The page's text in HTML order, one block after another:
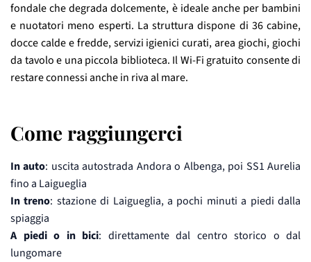
fondale che degrada dolcemente, è ideale anche per bambini
e nuotatori meno esperti. La struttura dispone di 36 cabine,
docce calde e fredde, servizi igienici curati, area giochi, giochi
da tavolo e una piccola biblioteca. Il Wi-Fi gratuito consente di
restare connessi anche in riva al mare.
Come raggiungerci
In auto: uscita autostrada Andora o Albenga, poi SS1 Aurelia
fino a Laigueglia
In treno: stazione di Laigueglia, a pochi minuti a piedi dalla
spiaggia
A piedi o in bici: direttamente dal centro storico o dal
lungomare